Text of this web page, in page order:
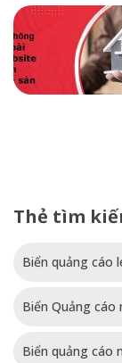
Thẻ tìm
Biển quảng cáo
Biển Quảng
Biển quảng cáo